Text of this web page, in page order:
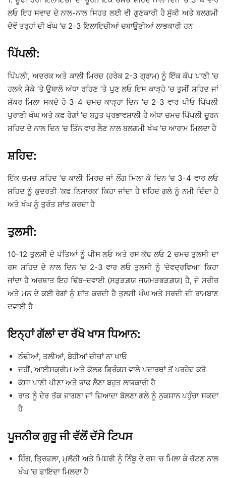
ਲਓ ਇਹ ਸਵਾਦ ਦੇ ਨਾਲ-ਨਾਲ ਸਿਹਤ ਲਈ ਵੀ ਗੁਣਕਾਰੀ ਹੈ ਸੁੱਕੀ ਅਤੇ ਬਲਗਮੀ
ਦੋਵੇਂ ਤਰ੍ਹਾਂ ਦੀ ਖੰਘ ’ਚ 2-3 ਇਲਾਇਚੀਆਂ ਚਬਾਉਣੀਆਂ ਲਾਭਕਾਰੀ ਹਨ
ਪਿੱਪਲੀ:
ਪਿੱਪਲੀ, ਅਦਰਕ ਅਤੇ ਕਾਲੀ ਮਿਰਚ (ਹਰੇਕ 2-3 ਗ੍ਰਾਮ) ਨੂੰ ਇੱਕ ਕੱਪ ਪਾਣੀ ’ਚ
ਹਲਕੇ ਸੇਕੇ ’ਤੇ ਉਬਾਲੋ ਅੱਧਾ ਰਹਿਣ ’ਤੇ ਪੁਣ ਲਓ ਇਸ ਕਾੜ੍ਹੇ ’ਚ ਤੁਸੀਂ ਸ਼ਹਿਦ ਜਾਂ
ਸ਼ੱਕਰ ਮਿਲਾ ਸਕਦੇ ਹੋ 3-4 ਚਮਚ ਕਾੜ੍ਹਾ ਦਿਨ ’ਚ 2-3 ਵਾਰ ਪੀਓ ਪਿੱਪਲੀ
ਪੁਰਾਣੀ ਖੰਘ ਅਤੇ ਕਫ ਰੋਗਾਂ ’ਚ ਬਹੁਤ ਪ੍ਰਭਾਵਸ਼ਾਲੀ ਹੈ ਅੱਧਾ ਚਮਚ ਪਿੱਪਲੀ ਚੂਰਨ
ਸ਼ਹਿਦ ਦੇ ਨਾਲ ਦਿਨ ’ਚ ਤਿੰਨ ਵਾਰ ਲੈਣ ਨਾਲ ਬਲਗਮੀ ਖੰਘ ’ਚ ਆਰਾਮ ਮਿਲਦਾ ਹੈ
ਸ਼ਹਿਦ:
ਇੱਕ ਚਮਚ ਸ਼ਹਿਦ ’ਚ ਕਾਲੀ ਮਿਰਚ ਜਾਂ ਲੌਂਗ ਮਿਲਾ ਕੇ ਦਿਨ ’ਚ 3-4 ਵਾਰ ਲਓ
ਸ਼ਹਿਦ ਨੂੰ ਕੁਦਰਤੀ ‘ਕਫ ਨਿਸਾਰਕ’ ਕਿਹਾ ਜਾਂਦਾ ਹੈ ਸ਼ਹਿਦ ਗਲੇ ਨੂੰ ਨਮੀ ਦਿੰੰਦਾ ਹੈ
ਅਤੇ ਖੰਘ ਨੂੰ ਤੁਰੰਤ ਸ਼ਾਂਤ ਕਰਦਾ ਹੈ
ਤੁਲਸੀ:
10-12 ਤੁਲਸੀ ਦੇ ਪੱਤਿਆਂ ਨੂੰ ਪੀਸ ਲਓ ਅਤੇ ਰਸ ਕੱਢ ਲਓ 2 ਚਮਚ ਤੁਲਸੀ ਦਾ
ਰਸ ਸ਼ਹਿਦ ਦੇ ਨਾਲ ਦਿਨ ’ਚ 2-3 ਵਾਰ ਲਓ ਤੁਲਸੀ ਨੂੰ ‘ਦੇਵਦ੍ਰਵਿਆ’ ਕਿਹਾ
ਜਾਂਦਾ ਹੈ ਅਰਥਾਤ ਇਹ ਢਿੱਬ-ਦਵਾਈ (ਸੜੁੜਗ਼ਯ ਜਯਮੜਭੜਗ਼ਯ) ਹੈ, ਜੋ ਸਰੀਰ
ਅਤੇ ਮਨ ਦੇ ਕਈ ਰੋਗਾਂ ਨੂੰ ਸ਼ਾਂਤ ਕਰਦੀ ਹੈ ਤੁਲਸੀ ਖੰਘ ਅਤੇ ਸਰਦੀ ਦੀ ਰਾਮਬਾਣ
ਦਵਾਈ ਹੈ
ਇਨ੍ਹਾਂ ਗੱਲਾਂ ਦਾ ਰੱਖੋ ਖਾਸ ਧਿਆਨ:
ਠੰਢੀਆਂ, ਤਲੀਆਂ, ਬੇਹੀਆਂ ਚੀਜ਼ਾਂ ਨਾ ਖਾਓ
ਦਹੀਂ, ਆਈਸਕ੍ਰੀਮ ਅਤੇ ਕੋਲਡ ਡ੍ਰਿੰਕਸ ਵਾਲੇ ਪਦਾਰਥਾਂ ਤੋਂ ਪਰਹੇਜ਼ ਕਰੋ
ਕੋਸਾ ਪਾਣੀ ਪੀਣਾ ਅਤੇ ਭਾਫ ਲੈਣਾ ਬਹੁਤ ਲਾਭਕਾਰੀ ਹੈ
ਰਾਤ ਨੂੰ ਦੇਰ ਤੱਕ ਜਾਗਣਾ ਜਾਂ ਜ਼ਿਆਦਾ ਬੋਲਣਾ ਗਲੇ ਨੂੰ ਨੁਕਸਾਨ ਪਹੁੰਚਾ ਸਕਦਾ
ਹੈ
ਪੂਜਨੀਕ ਗੁਰੂ ਜੀ ਵੱਲੋਂ ਦੱਸੇ ਟਿਪਸ
ਹਿੰਗ, ਤ੍ਰਿਫਲਾ, ਮੁਲੱਠੀ ਅਤੇ ਮਿਸ਼ਰੀ ਨੂੰ ਨਿੰਬੂ ਦੇ ਰਸ ’ਚ ਮਿਲਾ ਕੇ ਚੱਟਣ ਨਾਲ
ਖੰਘ ’ਚ ਫਾਇਦਾ ਮਿਲਦਾ ਹੈ